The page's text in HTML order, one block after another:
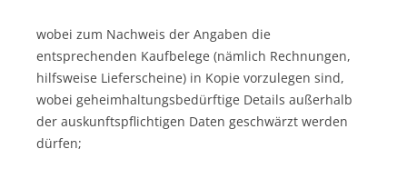
wobei zum Nachweis der Angaben die
entsprechenden Kaufbelege (nämlich Rechnungen,
hilfsweise Lieferscheine) in Kopie vorzulegen sind,
wobei geheimhaltungsbedürftige Details außerhalb
der auskunftspflichtigen Daten geschwärzt werden
dürfen;